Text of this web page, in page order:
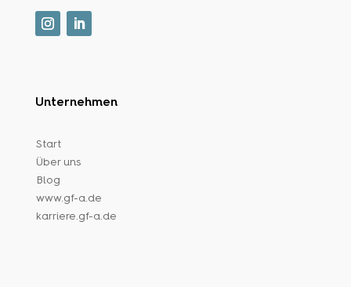
Unternehmen
Start
Über uns
Blog
www.gf-a.de
karriere.gf-a.de